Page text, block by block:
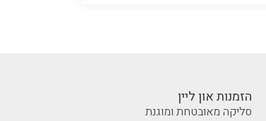
הזמנות און ליין
סליקה מאובטחת ומוגנת